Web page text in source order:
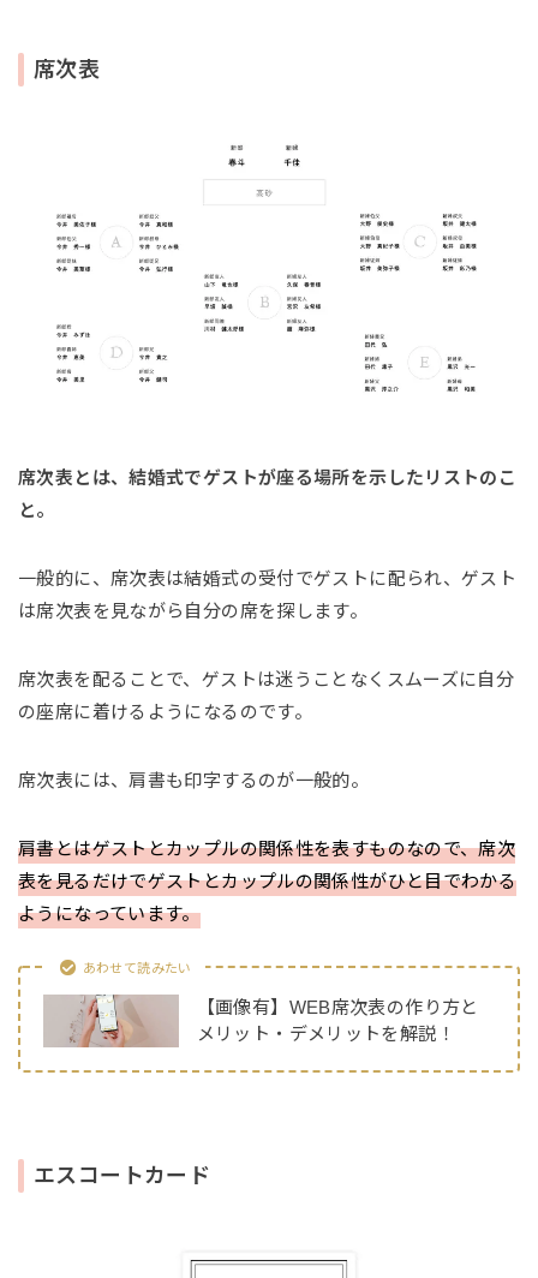
席次表
席次表とは、結婚式でゲストが座る場所を示したリストのこ
と。
一般的に、席次表は結婚式の受付でゲストに配られ、ゲスト
は席次表を見ながら自分の席を探します。
席次表を配ることで、ゲストは迷うことなくスムーズに自分
の座席に着けるようになるのです。
席次表には、肩書も印字するのが一般的。
肩書とはゲストとカップルの関係性を表すものなので、席次
表を見るだけでゲストとカップルの関係性がひと目でわかる
ようになっています。
あわせて読みたい
【画像有】WEB席次表の作り方と
メリット・デメリットを解説！
エスコートカード